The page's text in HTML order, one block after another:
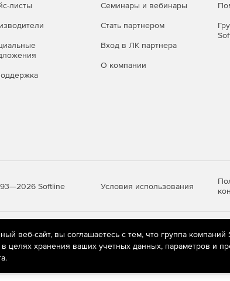
листы Семинары и вебинары
Стать партнером
Вход в ЛК партнера
О компании
Softline Условия использования
рекомендательные технологии(информационные
пользователей сети «Интернет»,
веб-сайт, вы соглашаетесь с тем, что группа компаний
целях хранения ваших учетных данных, параметров и